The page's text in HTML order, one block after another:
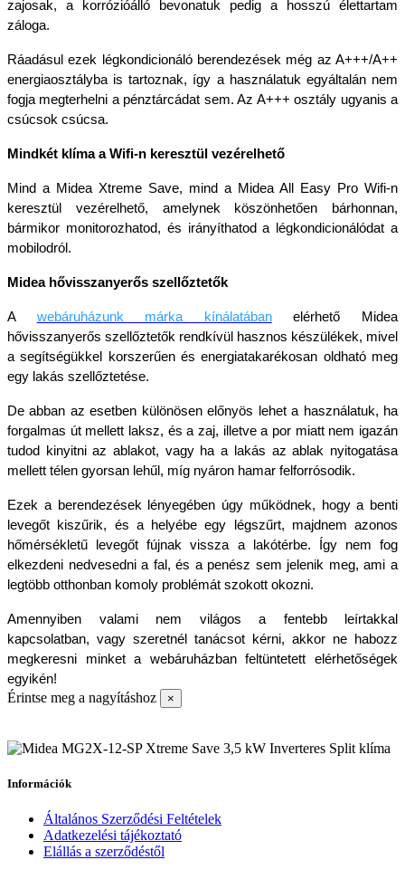
zajosak, a korrózióálló bevonatuk pedig a hosszú élettartam
záloga.
Ráadásul ezek légkondicionáló berendezések még az A+++/A++
energiaosztályba is tartoznak, így a használatuk egyáltalán nem
fogja megterhelni a pénztárcádat sem. Az A+++ osztály ugyanis a
csúcsok csúcsa.
Mindkét klíma a Wifi-n keresztül vezérelhető
Mind a Midea Xtreme Save, mind a Midea All Easy Pro Wifi-n
keresztül vezérelhető, amelynek köszönhetően bárhonnan,
bármikor monitorozhatod, és irányíthatod a légkondicionálódat a
mobilodról.
Midea hővisszanyerős szellőztetők
A webáruházunk márka kínálatában elérhető Midea
hővisszanyerős szellőztetők rendkívül hasznos készülékek, mivel
a segítségükkel korszerűen és energiatakarékosan oldható meg
egy lakás szellőztetése.
De abban az esetben különösen előnyös lehet a használatuk, ha
forgalmas út mellett laksz, és a zaj, illetve a por miatt nem igazán
tudod kinyitni az ablakot, vagy ha a lakás az ablak nyitogatása
mellett télen gyorsan lehűl, míg nyáron hamar felforrósodik.
Ezek a berendezések lényegében úgy működnek, hogy a benti
levegőt kiszűrik, és a helyébe egy légszűrt, majdnem azonos
hőmérsékletű levegőt fújnak vissza a lakótérbe. Így nem fog
elkezdeni nedvesedni a fal, és a penész sem jelenik meg, ami a
legtöbb otthonban komoly problémát szokott okozni.
Amennyiben valami nem világos a fentebb leírtakkal
kapcsolatban, vagy szeretnél tanácsot kérni, akkor ne habozz
megkeresni minket a webáruházban feltüntetett elérhetőségek
egyikén!
Érintse meg a nagyításhoz ×
Információk
Általános Szerződési Feltételek
Adatkezelési tájékoztató
Elállás a szerződéstől